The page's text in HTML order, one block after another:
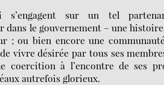
s’engagent sur un tel
le gouvernement – une
; ou bien encore une
vivre désirée par tous ses
coercition à l’encontre de ses
autrefois glorieux.